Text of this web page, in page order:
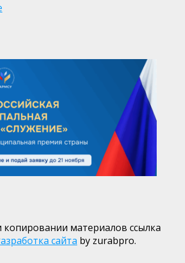
материалов ссылка
сайта by zurabpro.